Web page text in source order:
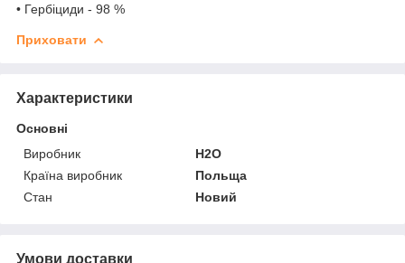
• Гербіциди - 98 %
Приховати
Характеристики
Основні
Виробник
H2O
Країна виробник
Польща
Стан
Новий
Умови доставки